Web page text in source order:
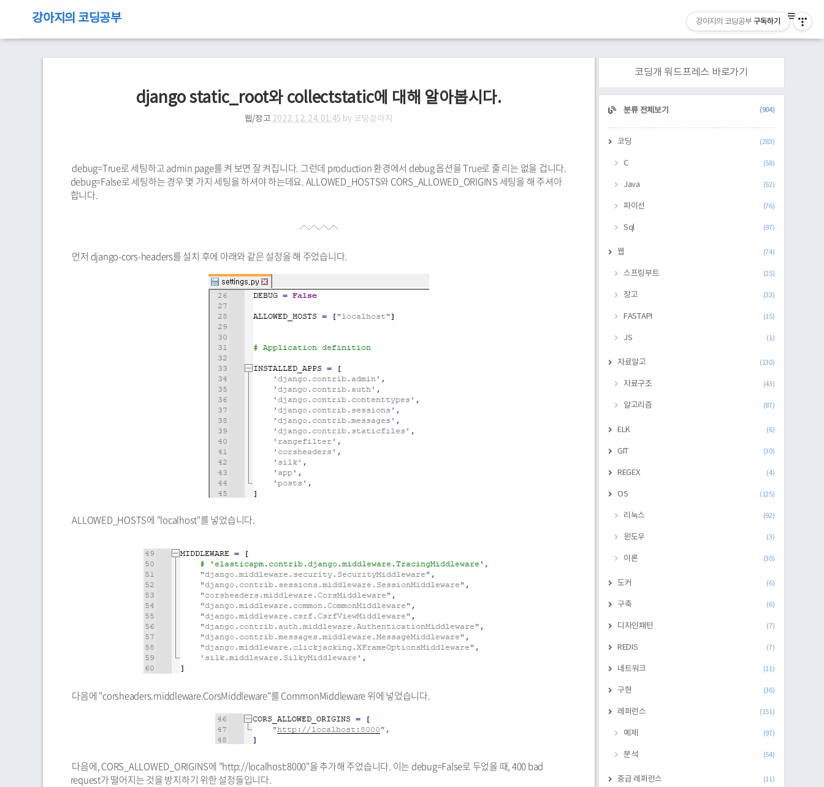
강아지의 코딩공부
django static_root와 collectstatic에 대해 알아봅시다.
웹/장고 2022. 12. 24. 01:45 by코딩강아지
debug=True로 세팅하고 admin page를 켜 보면 잘 켜집니다. 그런데 production 환경에서 debug 옵션을 True로 줄 리는 없을 겁니다.
debug=False로 세팅하는 경우 몇 가지 세팅을 하셔야 하는데요. ALLOWED_HOSTS와 CORS_ALLOWED_ORIGINS 세팅을 해 주셔아
합니다.
먼저 django-cors-headers를 설치 후에 아래와 같은 설정을 해 주었습니다.
ALLOWED_HOSTS에 "localhost"를 넣었습니다.
다음에 "corsheaders.middleware.CorsMiddleware"를 CommonMiddleware 위에 넣었습니다.
다음에, CORS_ALLOWED_ORIGINS에 "http://localhost:8000"을 추가해 주었습니다. 이는 debug=False로 두었을 때, 400 bad
request가 떨어지는 것을 방지하기 위한 설정들입니다.
코딩개 워드프레스 바로가기
CATEGORY
분류 전체보기 (904)
코딩 (283)
C (58)
Java (52)
파이선 (76)
Sql (97)
웹 (74)
스프링부트 (25)
장고 (33)
FASTAPI (15)
JS (1)
자료알고 (130)
자료구조 (43)
알고리즘 (87)
ELK (6)
GIT (30)
REGEX (4)
OS (125)
리눅스 (92)
윈도우 (3)
이론 (30)
도커 (6)
구축 (6)
디자인패턴 (7)
REDIS (7)
네트워크 (11)
구현 (36)
레퍼런스 (151)
예제 (97)
분석 (54)
중급 레퍼런스 (11)
강아지의 코딩공부 구독하기